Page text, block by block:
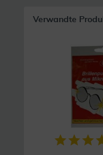
Verwandte